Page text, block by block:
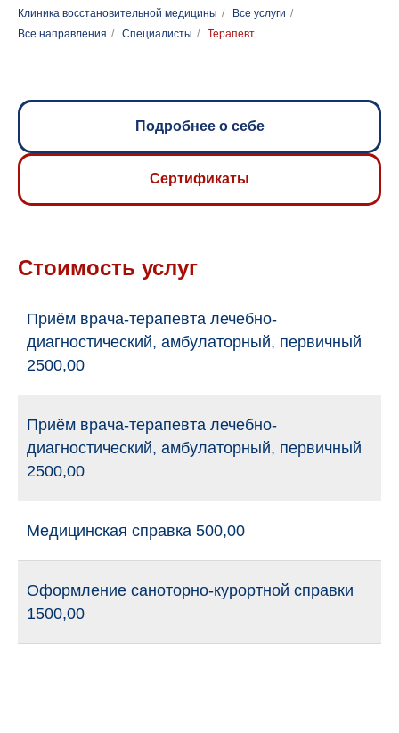
Клиника восстановительной медицины / Все услуги /
Все направления / Специалисты / Терапевт
Подробнее о себе
Сертификаты
Стоимость услуг
Приём врача-терапевта лечебно-
диагностический, амбулаторный, первичный
2500,00
Приём врача-терапевта лечебно-
диагностический, амбулаторный, первичный
2500,00
Медицинская справка 500,00
Оформление саноторно-курортной справки
1500,00